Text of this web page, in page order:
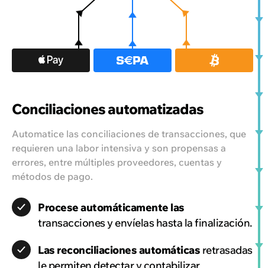
Conciliaciones automatizadas
Automatice las conciliaciones de transacciones, que
requieren una labor intensiva y son propensas a
errores, entre múltiples proveedores, cuentas y
métodos de pago.
Procese automáticamente las
transacciones y envíelas hasta la finalización.
Las reconciliaciones automáticas retrasadas